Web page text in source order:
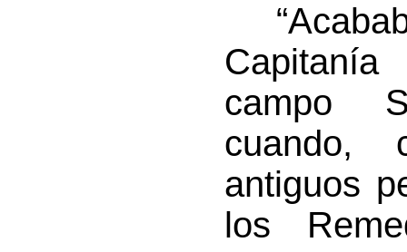
campo
cuando,
antiguos
los